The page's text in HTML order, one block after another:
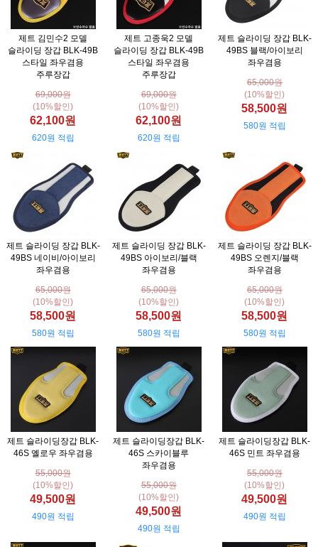
제트 김민수2 모델
슬라이딩 장갑 BLK-49B
스타일 좌우겸용
주루장갑
69,000원
(10%할인)
62,100원
620원 적립
제트 고종욱2 모델
슬라이딩 장갑 BLK-49B
스타일 좌우겸용
주루장갑
69,000원
(10%할인)
62,100원
620원 적립
제트 슬라이딩 장갑 BLK-
49BS 블랙/아이보리
좌우겸용
65,000원
(10%할인)
58,500원
580원 적립
제트 슬라이딩 장갑 BLK-
49BS 네이비/아이보리
좌우겸용
65,000원
(10%할인)
58,500원
580원 적립
제트 슬라이딩 장갑 BLK-
49BS 아이보리/블랙
좌우겸용
65,000원
(10%할인)
58,500원
580원 적립
제트 슬라이딩 장갑 BLK-
49BS 오렌지/블랙
좌우겸용
65,000원
(10%할인)
58,500원
580원 적립
제트 슬라이딩장갑 BLK-
46S 옐로우 좌우겸용
55,000원
(10%할인)
49,500원
490원 적립
제트 슬라이딩장갑 BLK-
46S 스카이블루
좌우겸용
55,000원
(10%할인)
49,500원
490원 적립
제트 슬라이딩장갑 BLK-
46S 민트 좌우겸용
55,000원
(10%할인)
49,500원
490원 적립